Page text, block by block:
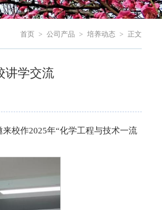
首页 > 公司产品 > 培养动态 > 正文
讲学交流
校作2025年“化学工程与技术一流